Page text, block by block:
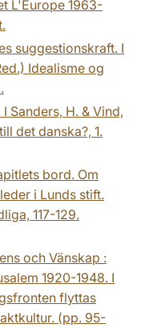
L'Europe 1963-
suggestionskraft. I
Idealisme og
Sanders, H. & Vind,
det danska?, 1.
bord. Om
i Lunds stift.
117-129.
och Vänskap :
1920-1948. I
flyttas
(pp. 95-